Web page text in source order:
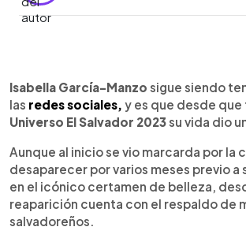
► Escuchar artículo
Isabella García-Manzo sigue siendo
las redes sociales, y es que desde
Universo El Salvador 2023su vida dio
Aunque al inicio se vio marcarda por la
desaparecer por varios meses previo a
en el icónico certamen de belleza,
reaparición cuenta con el respaldo de
salvadoreños.